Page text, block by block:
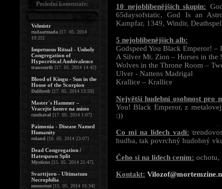
10 nejoblíbenějších skupin:
65daysofstatic, God Is an
Kampfar, 1349, Windir,
5 nejoblíbenějších alb:
Godspeed You Black Emperor!
A Silver Mt. Zion – Horses in the
Wolves in the Throne Room –
Ulver - Nattens Madrigal
Krallice – Krallice
Největší hudební osobnost pro
You! Black Emperor, z
:))
Co mi na lidech vadí:
hudba, tak povrchný hudobný
Čeho si na lidech cením: ochotu,
Kontakt:
Poslední komentáře:
Velmistr
rudaarmada [17. 05. 2014
19:25]
Impetuous Ritual - Unholy
Congregation of
Hypocritical Ambivalence
transearth [17. 05. 2014 14:42]
Blood of Kingu - Sun in the
House of the Scorpion
Dalihrob [17. 05. 2014 13:59]
Master´s Hammer –
Vracejte konve na místo
cunhaval [17. 05. 2014 1:07]
Paimonia - Disease Named
Humanity
roland [16. 05. 2014 23:07]
Dead Congregation /
Hatespawn Split
Mysticus [15. 05. 2014 21:47]
Svarttjern - Ultimatum
Necrophilia
moonroot [15. 05. 2014 16:34]